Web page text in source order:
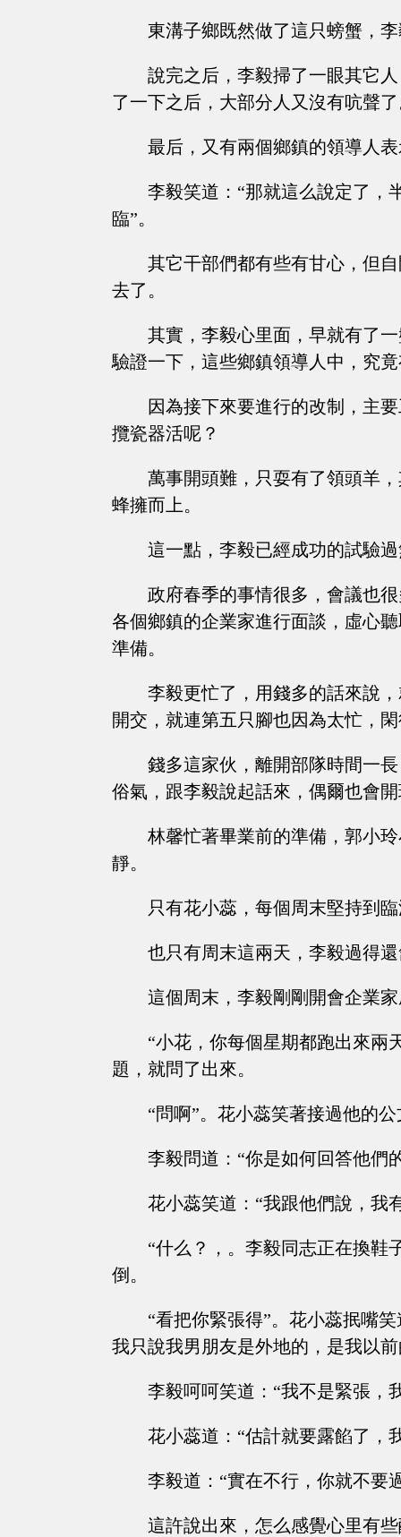
東溝子鄉既然做了這只螃蟹，
說完之后，李毅掃了一眼其它
了一下之后，大部分人又沒有吭聲
最后，又有兩個鄉鎮的領導人
李毅笑道：“那就這么說定了，
臨”。
其它干部們都有些有甘心，但
去了。
其實，李毅心里面，早就有了
驗證一下，這些鄉鎮領導人中，究
因為接下來要進行的改制，主
攬瓷器活呢？
萬事開頭難，只耍有了領頭羊
蜂擁而上。
這一點，李毅已經成功的試驗
政府春季的事情很多，會議也
各個鄉鎮的企業家進行面談，虛心
準備。
李毅更忙了，用錢多的話來說
開交，就連第五只腳也因為太忙，
錢多這家伙，離開部隊時間一
俗氣，跟李毅說起話來，偶爾也會
林馨忙著畢業前的準備，郭小
靜。
只有花小蕊，每個周末堅持到
也只有周末這兩天，李毅過得
這個周末，李毅剛剛開會企業
“小花，你每個星期都跑出來兩
題，就問了出來。
“問啊”。花小蕊笑著接過他的
李毅問道：“你是如何回答他們
花小蕊笑道：“我跟他們說，我
“什么？，。李毅同志正在換鞋
倒。
“看把你緊張得”。花小蕊抿嘴
我只說我男朋友是外地的，是我以
李毅呵呵笑道：“我不是緊張，
花小蕊道：“估計就要露餡了，
李毅道：“實在不行，你就不要
這許說出來，怎么感覺心里有